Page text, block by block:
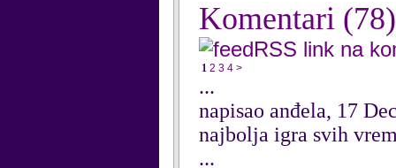
Komentari (78)
RSS link na
1 2 3 4 >
...
napisao anđela, 17
najbolja igra svih
...